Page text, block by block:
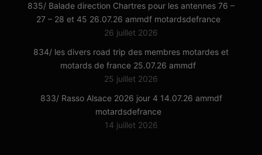
835/ Balade direction Chartres pour les antennes 76 –
27 – 28 et 45 26.07.26 ammdf motardsdefrance
26 juillet 2026
834/ les divers road trip des membres motardes et
motards de france 25.07.26 ammdf
25 juillet 2026
833/ Rasso Alsace 2026 jour 4 14.07.26 ammdf
motardsdefrance
14 juillet 2026